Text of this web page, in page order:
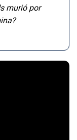
murió por